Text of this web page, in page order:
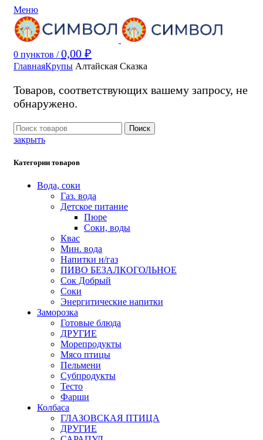
Меню
0 пунктов / 0,00 ₽
закрыть
Категории товаров
Вода, соки
Газ. вода
Детское питание
Пюре
Соки, воды
Квас
Мин. вода
Напитки н/газ
ПИВО БЕЗАЛКОГОЛЬНОЕ
Сок Добрый
Соки
Энергитические напитки
Заморозка
Готовые блюда
ДРУГИЕ
Морепродукты
Мясо птицы
Пельмени
Субпродукты
Тесто
Фарши
Колбаса
ГЛАЗОВСКАЯ ПТИЦА
ДРУГИЕ
ГлавнаяКрупы Алтайская Сказка
Товаров, соответствующих вашему запросу, не
обнаружено.
Поиск